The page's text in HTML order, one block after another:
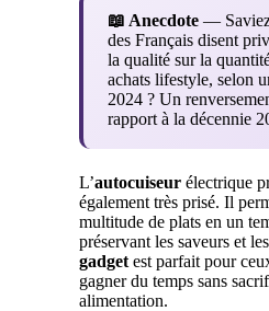
📖 Anecdote —
des Français disent
la qualité sur la
achats lifestyle, selon
2024 ? Un
rapport à la décennie
L’autocuiseur électrique
également très prisé. Il
multitude de plats en un
préservant les saveurs et
gadget est parfait pour
gagner du temps sans
alimentation.